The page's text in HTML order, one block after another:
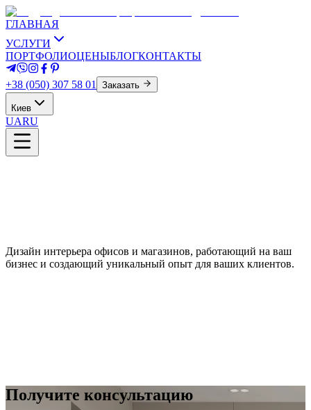
ГЛАВНАЯ
УСЛУГИ
ПОРТФОЛИОЦЕНЫБЛОГКОНТАКТЫ
+38 (050) 307 58 01 Заказать
Киев
UARU
Дизайн интерьера офисов и магазинов, работающий на ваш
бизнес и создающий уникальный опыт для ваших клиентов.
Получите консультацию